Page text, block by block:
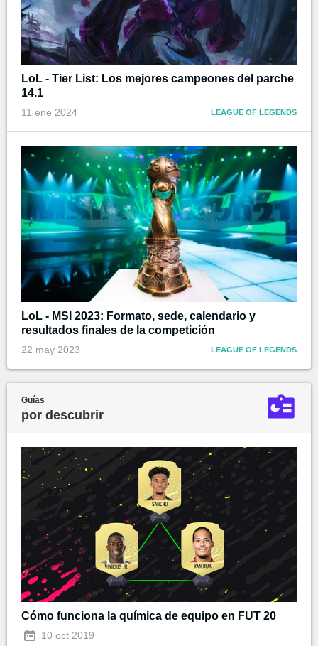
LoL - Tier List: Los mejores campeones del parche
14.1
11 ene 2024 LEAGUE OF LEGENDS
LoL - MSI 2023: Formato, sede, calendario y
resultados finales de la competición
22 may 2023 LEAGUE OF LEGENDS
Guías
por descubrir
Cómo funciona la química de equipo en FUT 20
10 oct 2019